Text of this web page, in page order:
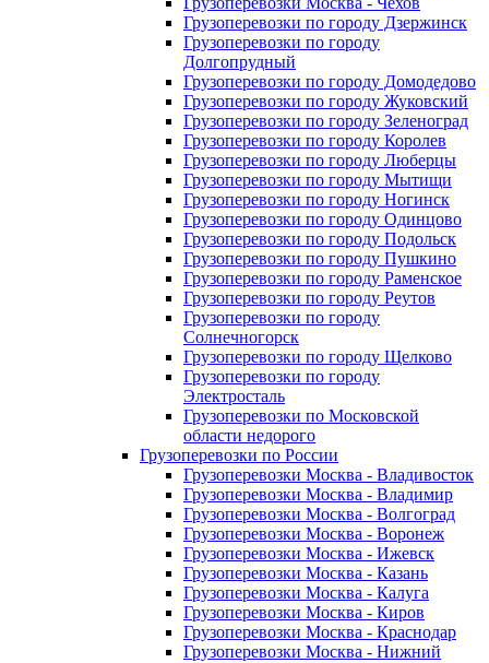
Грузоперевозки по городу Дзержинск
Грузоперевозки по городу
Долгопрудный
Грузоперевозки по городу Домодедово
Грузоперевозки по городу Жуковский
Грузоперевозки по городу Зеленоград
Грузоперевозки по городу Королев
Грузоперевозки по городу Люберцы
Грузоперевозки по городу Мытищи
Грузоперевозки по городу Ногинск
Грузоперевозки по городу Одинцово
Грузоперевозки по городу Подольск
Грузоперевозки по городу Пушкино
Грузоперевозки по городу Раменское
Грузоперевозки по городу Реутов
Грузоперевозки по городу
Солнечногорск
Грузоперевозки по городу Щелково
Грузоперевозки по городу
Электросталь
Грузоперевозки по Московской
области недорого
Грузоперевозки по России
Грузоперевозки Москва - Владивосток
Грузоперевозки Москва - Владимир
Грузоперевозки Москва - Волгоград
Грузоперевозки Москва - Воронеж
Грузоперевозки Москва - Ижевск
Грузоперевозки Москва - Казань
Грузоперевозки Москва - Калуга
Грузоперевозки Москва - Киров
Грузоперевозки Москва - Краснодар
Грузоперевозки Москва - Нижний